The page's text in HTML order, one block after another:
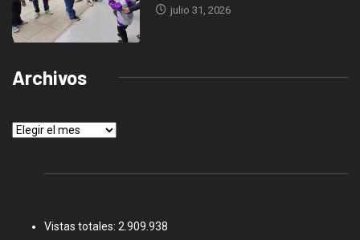
julio 31, 2026
Archivos
Archivos
Vistas totales: 2.909.938